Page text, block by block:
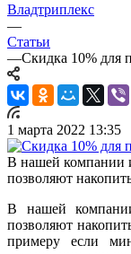
Владтриплекс
—
Статьи
—Скидка 10% для
1 марта 2022 13:35
В нашей компании
позволяют
В нашей
позволяют
примеру если